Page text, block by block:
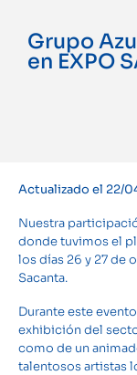
Grupo
en EXPO
Actualizado el 22/
Nuestra
donde tuvimos el
los días 26 y 27 de
Sacanta.
Durante este
exhibición del
como de un
talentosos artistas